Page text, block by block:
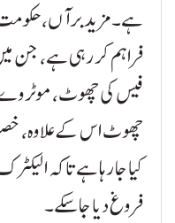
فراہم کر رہی ہے، جن
فیس کی چھوٹ، موٹروے
کیا جا رہا ہے تاکہ
فروغ دیا جا سکے۔